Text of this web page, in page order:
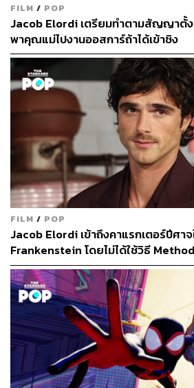
เริ่มต้นตั้งแต่พาร์ตแรกที่อ่านสนุกเหมือ
ผจญภัยในป่าดีๆ เรื่องหนึ่ง เปิดเรื่องด้ว
ประหลาดน้ำแห่งป่าแอมะซอนที่ถูกเรียกว่
ของนายพลสตริกแลนด์ ที่ไม่ได้มีการพู
ภาพยนตร์เราจะได้เห็นเพียงแค่ตอนที่
ที่ห้องทดลองแล้วเท่านั้น ทำให้เราไม่
ความสัมพันธ์ในฐานะศัตรูของทั้งคู่มาก
หนังสือจะมีการบรรยายอย่างละเอียดถึ
นายพลสตริกแลนด์ต้องเจอ ตลอด 1 ปี 7
เป็นปัจจัยสำคัญที่มีผลต่อ ‘อารมณ์’ ที่ค่
แปรปรวนของนายพลมาดขรึมในภายห
ถ้าดูจากในภาพยนตร์จะเห็นภาวะทา
ปกติมากๆ ของนายพลสตริกแมนด์ ซึ่งใ
ยิ่งกว่านั้น และทำให้เห็นว่าภารกิจนี้ได้พ
มนุษย์’ ไปจากเขามากเท่าไร เขาแป
เพียงแค่กอดภรรยาอย่างคนปกติยังทำ
หนึ่งเหตุผลสำคัญว่าทำไมเขาถึงจงเกลี
ได้มากถึงขนาดนี้
และทุกๆ ครั้งที่ได้รู้ความคิดในหัวขอ
ยิ่งทำให้ความรู้สึก ‘เกลียด’ ภาพตัวละ
หนังน้อยลงไปทุกที
FILM / POP
Jacob Elordi เตรียมทำตามสัญญาตั้ง
พาคุณแม่ไปงานออสการ์ถ้าได้เข้าชิง
FILM / POP
Jacob Elordi เข้าถึงคาแรกเตอร์ปีศา
Frankenstein โดยไม่ได้ใช้วิธี